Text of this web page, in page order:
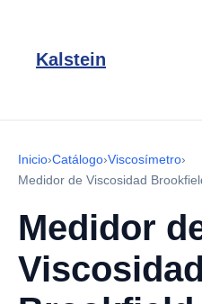
Kalstein
Inicio›Catálogo›Viscosímetro›
Medidor de Viscosidad
Medidor
Viscosidad